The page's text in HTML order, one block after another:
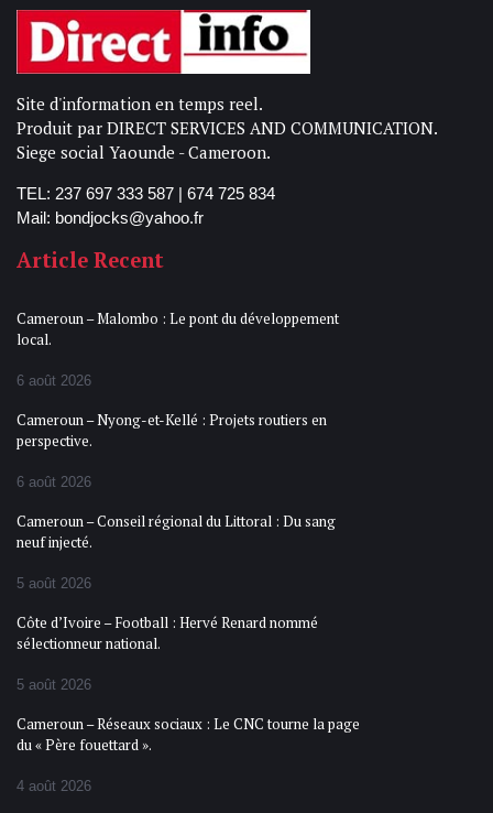
Site d'information en temps reel.
Produit par DIRECT SERVICES AND COMMUNICATION.
Siege social Yaounde - Cameroon.
TEL: 237 697 333 587 | 674 725 834
Mail: bondjocks@yahoo.fr
Article Recent
Cameroun – Malombo : Le pont du développement
local.
6 août 2026
Cameroun – Nyong-et-Kellé : Projets routiers en
perspective.
6 août 2026
Cameroun – Conseil régional du Littoral : Du sang
neuf injecté.
5 août 2026
Côte d’Ivoire – Football : Hervé Renard nommé
sélectionneur national.
5 août 2026
Cameroun – Réseaux sociaux : Le CNC tourne la page
du « Père fouettard ».
4 août 2026